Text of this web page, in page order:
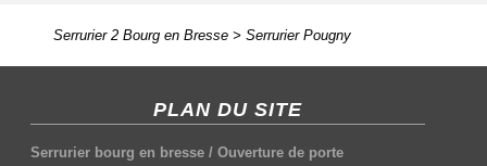
Serrurier 2 Bourg en Bresse> Serrurier Pougny
PLAN DU SITE
Serrurier bourg en bresse /Ouverture de porte